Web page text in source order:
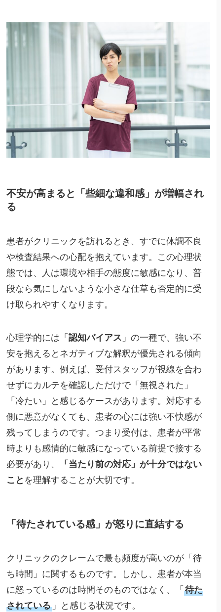
不安が高まると「些細な違和感」が増幅され
る
患者がクリニックを訪れるとき、すでに体調不良
や検査結果への心配を抱えています。この心理状
態では、人は環境や相手の態度に敏感になり、普
段なら気にしないような小さな仕草も否定的に受
け取られやすくなります。
心理学的には「認知バイアス 」の一種で、強い不
安を抱えるとネガティブな解釈が優先される傾向
があります。例えば、受付スタッフが視線を合わ
せずにカルテを確認しただけで「無視された」
「冷たい」と感じるケースがあります。対応する
側に悪意がなくても、患者の心には強い不快感が
残ってしまうのです。つまり受付は、患者が平常
時よりも感情的に敏感になっている前提で接する
必要があり、
「当たり前の対応」が十分ではない
こと を理解することが大切です。
「待たされている感」が怒りに直結する
クリニックのクレームで最も頻度が高いのが「待
ち時間」に関するものです。しかし、患者が本当
に怒っているのは時間そのものではなく、「待た
されている 」と感じる状況です。